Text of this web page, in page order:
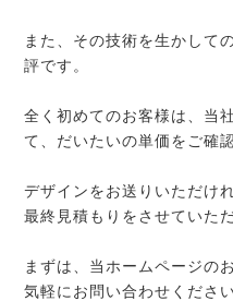
また、その技術を生かして
評です。
全く初めてのお客様は、当
て、だいたいの単価をご確
デザインをお送りいただけ
最終見積もりをさせていた
まずは、当ホームページの
気軽にお問い合わせください